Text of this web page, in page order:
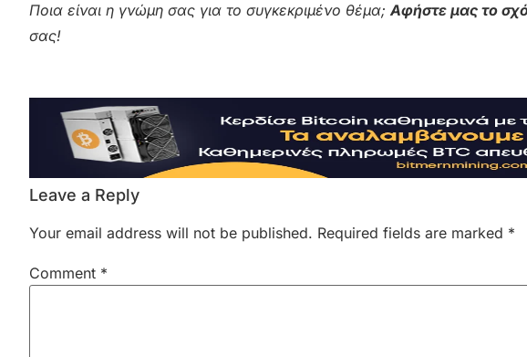
Ποια είναι η γνώμη σας για το συγκεκριμένο θέμα;Αφήστε μας το
σας!
Leave a Reply
Your email address will not be published. Required fields are marked *
Comment *